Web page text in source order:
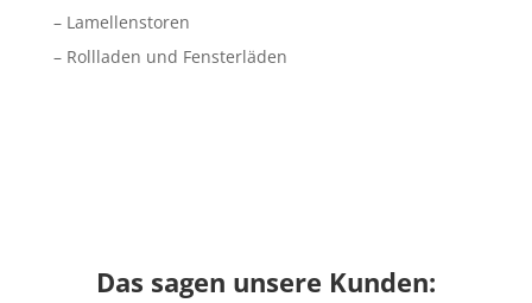
– Lamellenstoren
– Rollladen und Fensterläden
Das sagen unsere Kunden: